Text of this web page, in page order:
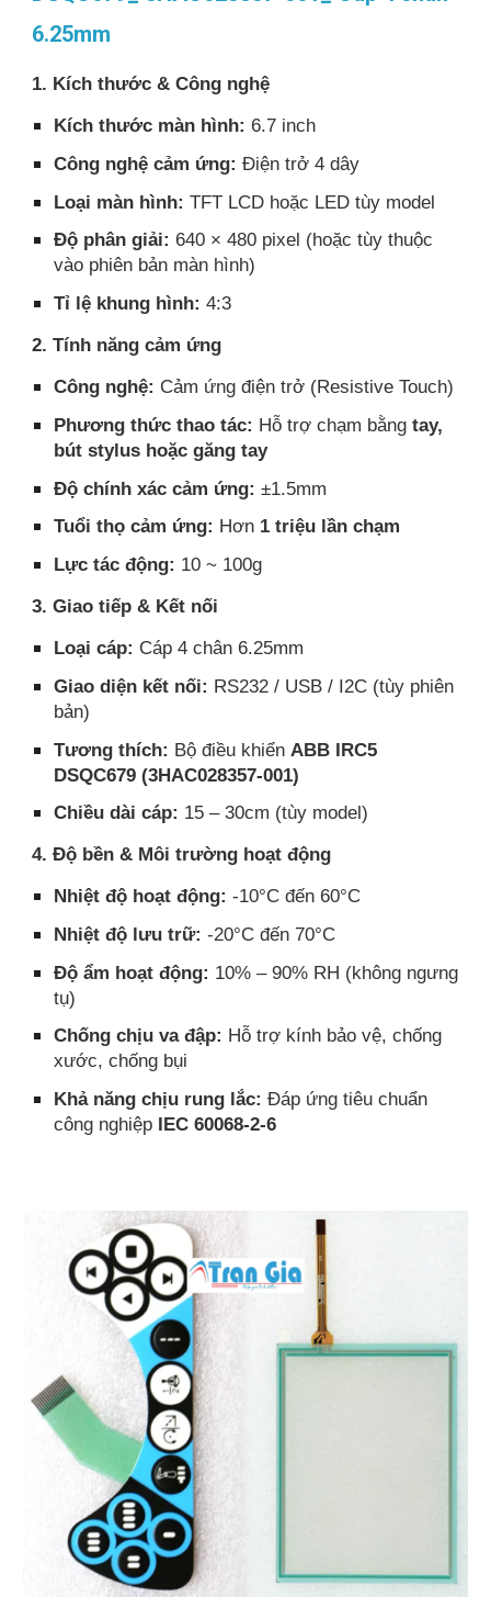
6.25mm
1. Kích thước & Công nghệ
Kích thước màn hình: 6.7 inch
Công nghệ cảm ứng: Điện trở 4 dây
Loại màn hình: TFT LCD hoặc LED tùy model
Độ phân giải: 640 × 480 pixel (hoặc tùy thuộc
vào phiên bản màn hình)
Tỉ lệ khung hình: 4:3
2. Tính năng cảm ứng
Công nghệ: Cảm ứng điện trở (Resistive Touch)
Phương thức thao tác: Hỗ trợ chạm bằngtay,
bút stylus hoặc găng tay
Độ chính xác cảm ứng: ±1.5mm
Tuổi thọ cảm ứng: Hơn 1 triệu lần chạm
Lực tác động: 10 ~ 100g
3. Giao tiếp & Kết nối
Loại cáp: Cáp 4 chân 6.25mm
Giao diện kết nối: RS232 / USB / I2C (tùy phiên
bản)
Tương thích: Bộ điều khiển ABB IRC5
DSQC679 (3HAC028357-001)
Chiều dài cáp: 15 – 30cm (tùy model)
4. Độ bền & Môi trường hoạt động
Nhiệt độ hoạt động: -10°C đến 60°C
Nhiệt độ lưu trữ: -20°C đến 70°C
Độ ẩm hoạt động: 10% – 90% RH (không ngưng
tụ)
Chống chịu va đập: Hỗ trợ kính bảo vệ, chống
xước, chống bụi
Khả năng chịu rung lắc: Đáp ứng tiêu chuẩn
công nghiệp IEC 60068-2-6